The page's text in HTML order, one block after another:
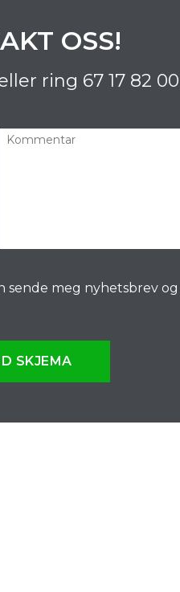
OSS!
ring 67 17 82 00
sende meg nyhetsbrev
SKJEMA